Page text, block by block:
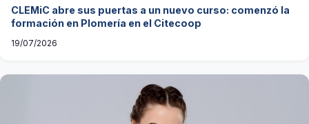
CLEMiC abre sus puertas a un nuevo curso: comenzó la
formación en Plomería en el Citecoop
19/07/2026